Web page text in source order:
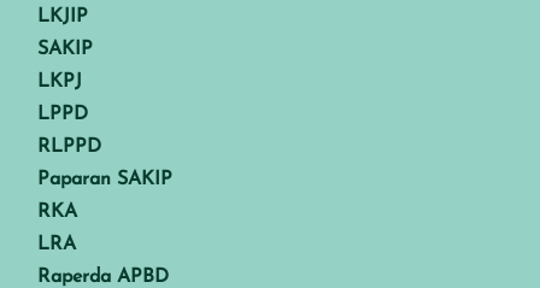
LKJIP
SAKIP
LKPJ
LPPD
RLPPD
Paparan SAKIP
RKA
LRA
Raperda APBD